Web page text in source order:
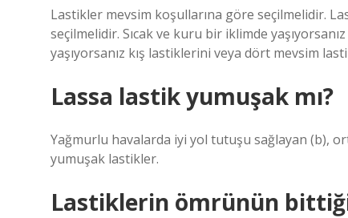
Lastikler mevsim koşullarına göre seçilmelidir.
seçilmelidir. Sıcak ve kuru bir iklimde
yaşıyorsanız kış lastiklerini veya dört mevsim
Lassa lastik yumuşak mı?
Yağmurlu havalarda iyi yol tutuşu sağlayan (b),
yumuşak lastikler.
Lastiklerin ömrünün bittiği